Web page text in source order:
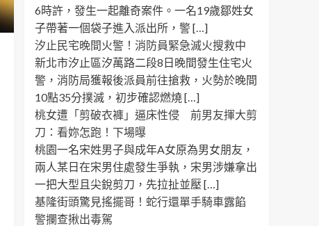
6時許，發生一起離奇案件。一名19歲鄒姓女
子帶著一個袋子進入派出所，警 […]
汐止民宅晚間火警！消防員緊急滅火搜救中
新北市汐止區汐萬路二段8日晚間發生住宅火
警，消防局獲報後派員前往搶救，火勢於晚間
10點35分撲滅，初步確認燃燒 […]
桃女遭「剪破衣褲」逼床性侵 前男友揮大剪
刀：看妳怎跑！下場曝
桃園一名宋姓男子與成年A女原為男女朋友，
兩人某日在宋男住處發生爭執，宋男涉嫌拿出
一把大型且尖銳剪刀，先拉扯並壓 […]
基隆街頭驚見搖擺哥！蛇行還單手騎車露餡
警攔查揪出毒駕